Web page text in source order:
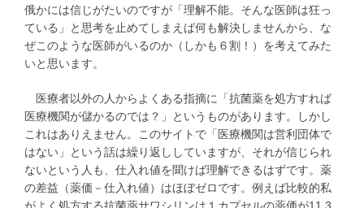
俄かには信じがたいのですが「理解不能。そんな医師は狂っ
ている」と思考を止めてしまえば何も解決しませんから、な
ぜこのような医師がいるのか（しかも６割！）を考えてみた
いと思います。
医療者以外の人からよくある指摘に「抗菌薬を処方すれば
医療機関が儲かるのでは？」というものがあります。しかし
これはありえません。このサイトで「医療機関は営利団体で
はない」という話は繰り返ししていますが、それが信じられ
ないという人も、仕入れ値を聞けば理解できるはずです。薬
の差益（薬価－仕入れ値）はほぼゼロです。例えば比較的私